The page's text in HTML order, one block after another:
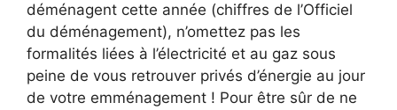
déménagent cette année (chiffres de l’Officiel
du déménagement), n’omettez pas les
formalités liées à l’électricité et au gaz sous
peine de vous retrouver privés d’énergie au jour
de votre emménagement ! Pour être sûr de ne